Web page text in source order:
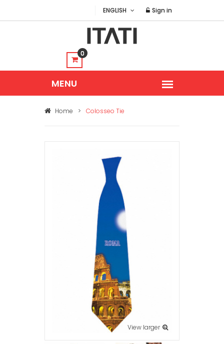
ENGLISH Sign in
0
Home > Colosseo Tie
View larger